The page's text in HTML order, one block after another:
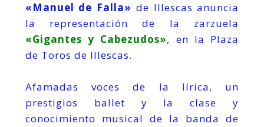
«Manuel de Falla» de Illescas anuncia
la representación de la zarzuela
«Gigantes y Cabezudos», en la Plaza
de Toros de Illescas.
Afamadas voces de la lírica, un
prestigios ballet y la clase y
conocimiento musical de la banda de